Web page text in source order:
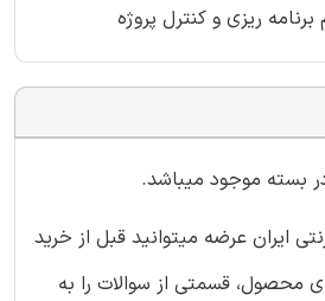
ریزی و کنترل پروژه
بسته موجود میباشد.
ایران عرضه میتوانید قبل از خرید
محصول، قسمتی از سوالات را به